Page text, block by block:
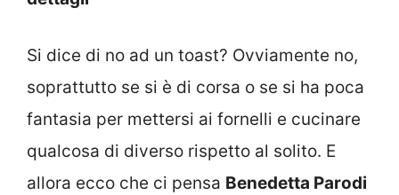
Si dice di no ad un toast? Ovviamente no,
soprattutto se si è di corsa o se si ha poca
fantasia per mettersi ai fornelli e cucinare
qualcosa di diverso rispetto al solito. E
allora ecco che ci pensa Benedetta Parodi